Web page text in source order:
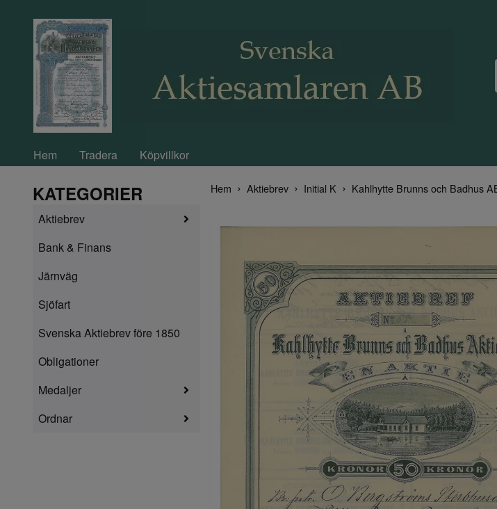
Hem Tradera Köpvillkor
KATEGORIER
Aktiebrev
Bank & Finans
Järnväg
Sjöfart
Svenska Aktiebrev före 1850
Obligationer
Medaljer
Ordnar
Hem Aktiebrev Initial K Kahlhytte Brunns och Badhus